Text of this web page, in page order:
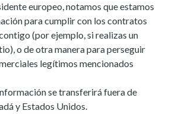
europeo, notamos que estamos
para cumplir con los contratos
(por ejemplo, si realizas un
o de otra manera para perseguir
legítimos mencionados
se transferirá fuera de
y Estados Unidos.